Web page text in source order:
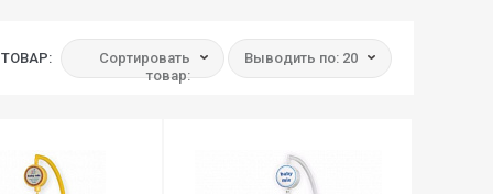
Сортировать
товар:
Выводить по: 20